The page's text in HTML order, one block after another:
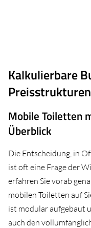
Kalkulierbare
Mobile Toiletten
Überblick
Die Entscheidung, in
ist oft eine Frage der
erfahren Sie vorab
mobilen Toiletten auf
ist modular aufgebaut
auch den